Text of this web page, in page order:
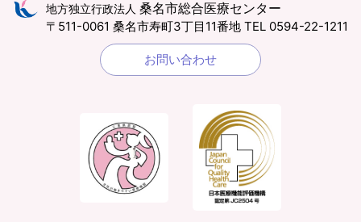
地方独立行政法人 桑名市総合医療センター
〒511-0061 桑名市寿町3丁目11番地 TEL 0594-22-1211
お問い合わせ